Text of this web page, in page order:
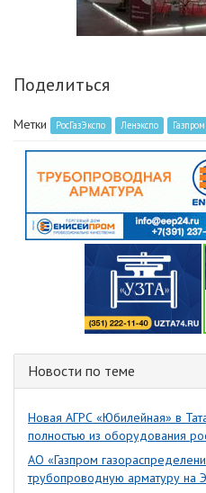
Поделиться
Метки РосГазЭкспо Ленэкспо Газпром
Новости по теме
Новая АГРС «Юбилейная» в
полностью из оборудования
АО «Газпром
трубопроводную арматуру на